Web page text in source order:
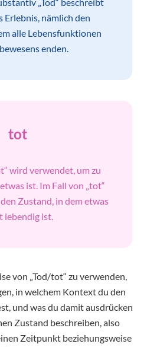
Erlebnis, nämlich den
alle Lebensfunktionen
enden.
tot
wird verwendet, um zu
ist. Im Fall von „tot“
Zustand, in dem etwas
lebendig ist.
von „Tod/tot“ zu verwenden,
in welchem Kontext du den
und was du damit ausdrücken
Zustand beschreiben, also
Zeitpunkt beziehungsweise